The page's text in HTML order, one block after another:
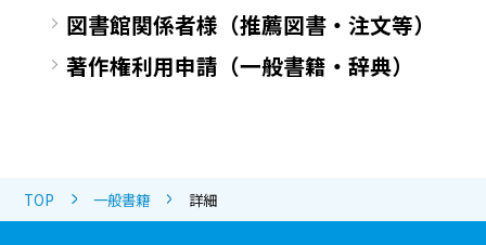
図書館関係者様（推薦図書・注文等）
著作権利用申請（一般書籍・辞典）
TOP 一般書籍 詳細